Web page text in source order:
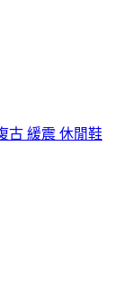
古 緩震 休閒鞋